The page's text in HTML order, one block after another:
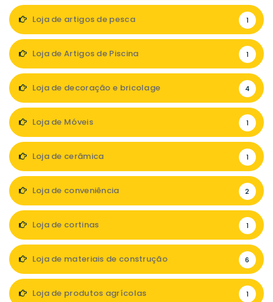
Loja de artigos de pesca 1
Loja de Artigos de Piscina 1
Loja de decoração e bricolage 4
Loja de Móveis 1
Loja de cerâmica 1
Loja de conveniência 2
Loja de cortinas 1
Loja de materiais de construção 6
Loja de produtos agrícolas 1